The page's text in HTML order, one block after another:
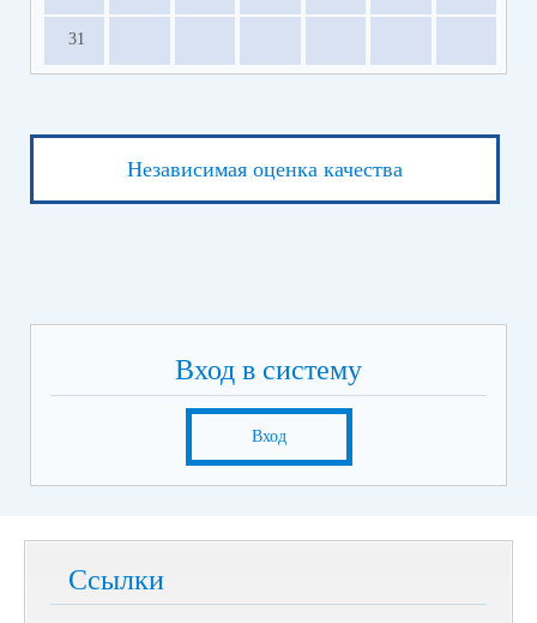
31
Независимая оценка качества
Вход в систему
Вход
Ссылки